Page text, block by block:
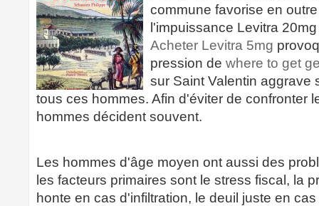
commune favorise en
l'impuissance Levitra
Acheter Levitra 5mg
pression de where to get
sur Saint Valentin aggrave
tous ces hommes. Afin d'éviter de confronter
hommes décident souvent.
Les hommes d'âge moyen ont aussi des
les facteurs primaires sont le stress fiscal, la
honte en cas d'infiltration, le deuil juste en